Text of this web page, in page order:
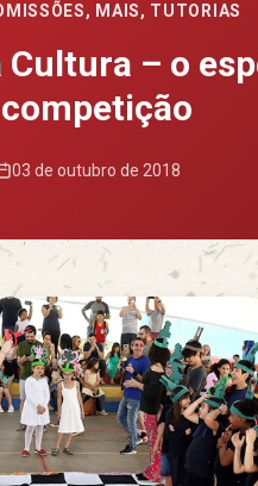
, MAIS, TUTORIAS
Cultura – o
03 de outubro de 2018